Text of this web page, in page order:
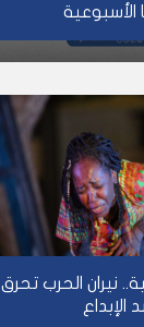
الأسبوعية
نيران الحرب تحرق
الإبداع